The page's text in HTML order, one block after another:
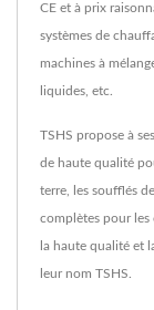
CE et à prix
systèmes de
machines à
liquides, etc.
TSHS propose à
de haute qualité
terre, les soufflés
complètes pour les
la haute qualité et
leur nom TSHS.